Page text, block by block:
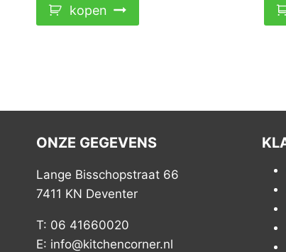
kopen
ONZE GEGEVENS
Lange Bisschopstraat 66
7411 KN Deventer
T: 06 41660020
E: info@kitchencorner.nl